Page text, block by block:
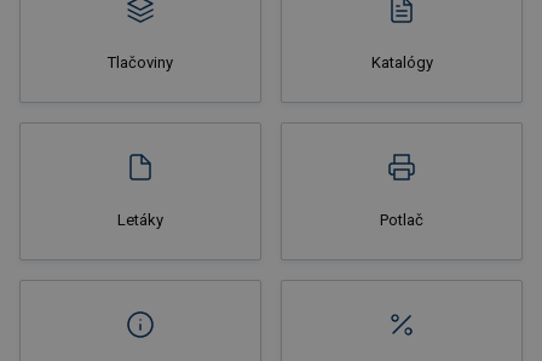
Tlačoviny Katalógy
Letáky Potlač